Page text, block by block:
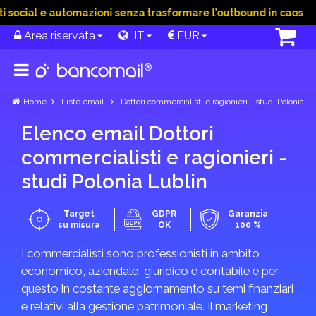
e automazioni senza trasformare l’outbound in caos
Area riservata IT EUR
Home Liste email Dottori commercialisti e ragionieri - studi Polonia
Elenco email Dottori
commercialisti e ragionieri -
studi Polonia Lublin
Target
su misura
GDPR
OK
Garanzia
100 %
I commercialisti sono professionisti in ambito
economico, aziendale, giuridico e contabile e per
questo in costante aggiornamento su temi finanziari
e relativi alla gestione patrimoniale. Il marketing